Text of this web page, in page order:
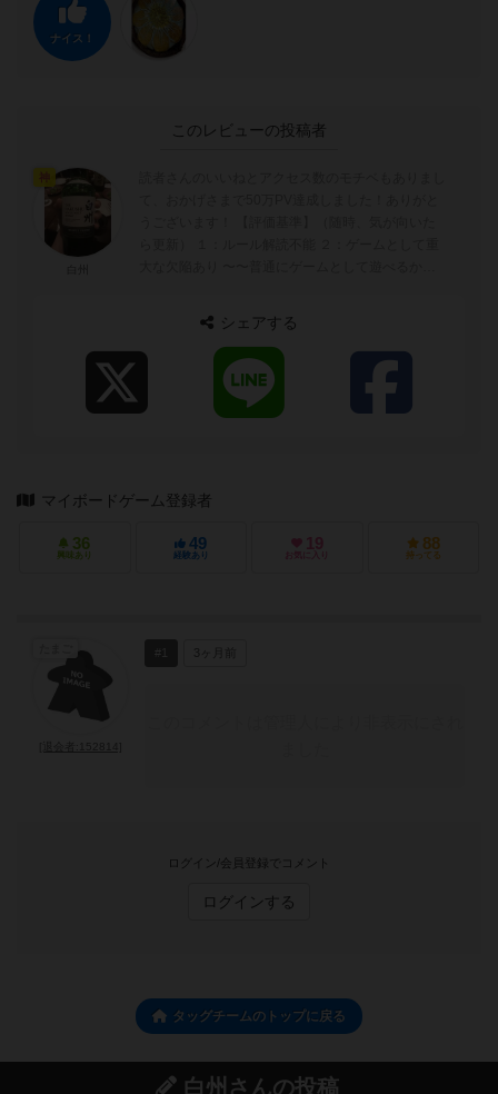
ナイス！
このレビューの投稿者
シェアする
マイボードゲーム登録者
36
興味あり
49
経験あり
19
お気に入り
88
持ってる
3ヶ月前
ログイン/会員登録でコメント
ログインする
タッグチームのトップに戻る
白州さんの投稿